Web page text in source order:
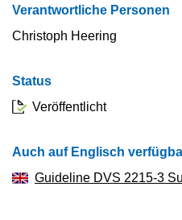
Verantwortliche Personen
Christoph Heering
Status
Veröffentlicht
Auch auf Englisch
Guideline DVS 2215-3